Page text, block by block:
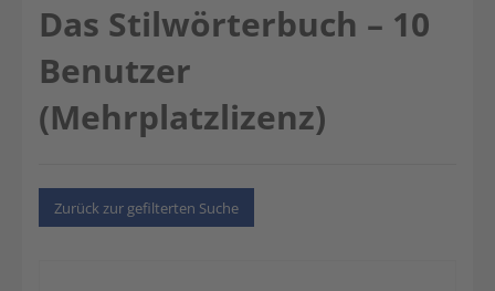
Das Stilwörterbuch – 10
Benutzer
(Mehrplatzlizenz)
Zurück zur gefilterten Suche